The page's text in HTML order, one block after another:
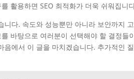
활용하면 SEO 최적화가 더욱 쉬워집니
다. 속도와 성능뿐만 아니라 보안까지
바탕으로 여러분이 선택해야 할 결정들
에서 이 글을 마치겠습니다. 추가적인